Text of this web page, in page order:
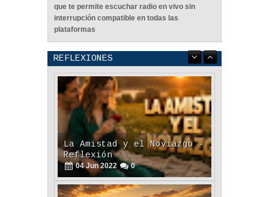
que te permite escuchar radio en vivo sin
interrupción compatible en todas las
plataformas
REFLEXIONES
La Amistad y el Noviazgo -
Reflexión
04 Jun 2022 0